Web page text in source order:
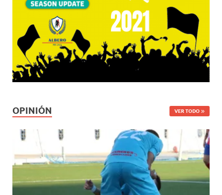
OPINIÓN VER TODO